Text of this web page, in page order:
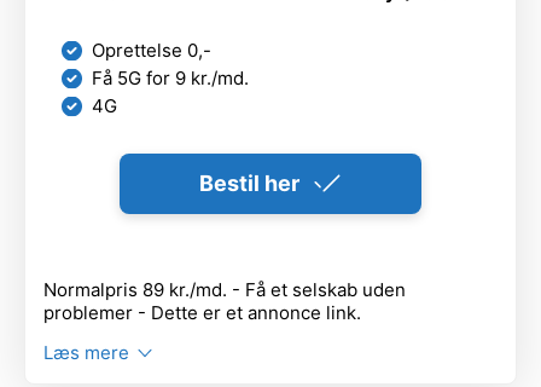
Oprettelse 0,-
Få 5G for 9 kr./md.
4G
Bestil her
Normalpris 89 kr./md. - Få et selskab uden
problemer - Dette er et annonce link.
Læs mere